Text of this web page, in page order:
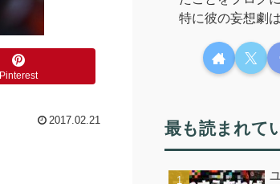
Pinterest
2017.02.21
特に彼の妄想劇
最も読まれて